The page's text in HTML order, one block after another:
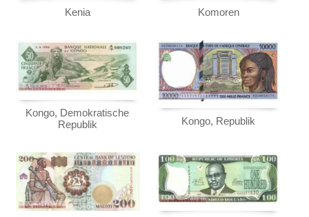
Kenia Komoren
Kongo, Demokratische
Republik
Kongo, Republik